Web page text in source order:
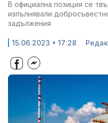
В официална позиция се
изпълнявали
задължения
15.06.2023 • 17:28